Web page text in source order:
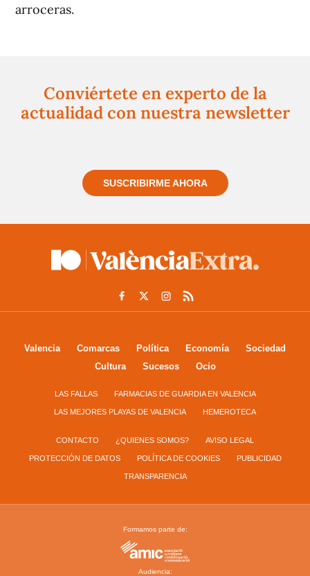
arroceras.
Conviértete en experto de la
actualidad con nuestra newsletter
SUSCRIBIRME AHORA
Valencia Comarcas Política Economía
Sociedad
Cultura
Sucesos Ocio
LAS FALLAS FARMACIAS DE GUARDIA EN VALENCIA
LAS MEJORES PLAYAS DE VALENCIA HEMEROTECA
CONTACTO ¿QUIENES SOMOS? AVISO LEGAL
PROTECCIÓN DE DATOS POLÍTICA DE COOKIES PUBLICIDAD
TRANSPARENCIA
Formamos parte de:
Audiencia: